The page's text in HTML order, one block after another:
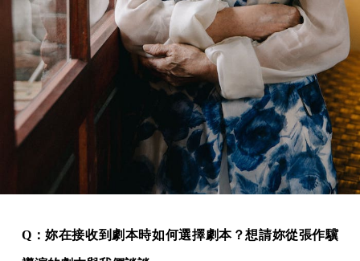
Q：妳在接收到劇本時如何選擇劇本？想請妳從張作驥